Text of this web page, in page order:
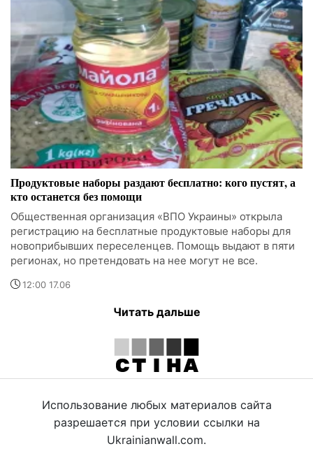
Продуктовые наборы раздают бесплатно: кого пустят, а
кто останется без помощи
Общественная организация «ВПО Украины» открыла
регистрацию на бесплатные продуктовые наборы для
новоприбывших переселенцев. Помощь выдают в пяти
регионах, но претендовать на нее могут не все.
12:00 17.06
Читать дальше
Использование любых материалов сайта
разрешается при условии ссылки на
Ukrainianwall.com.